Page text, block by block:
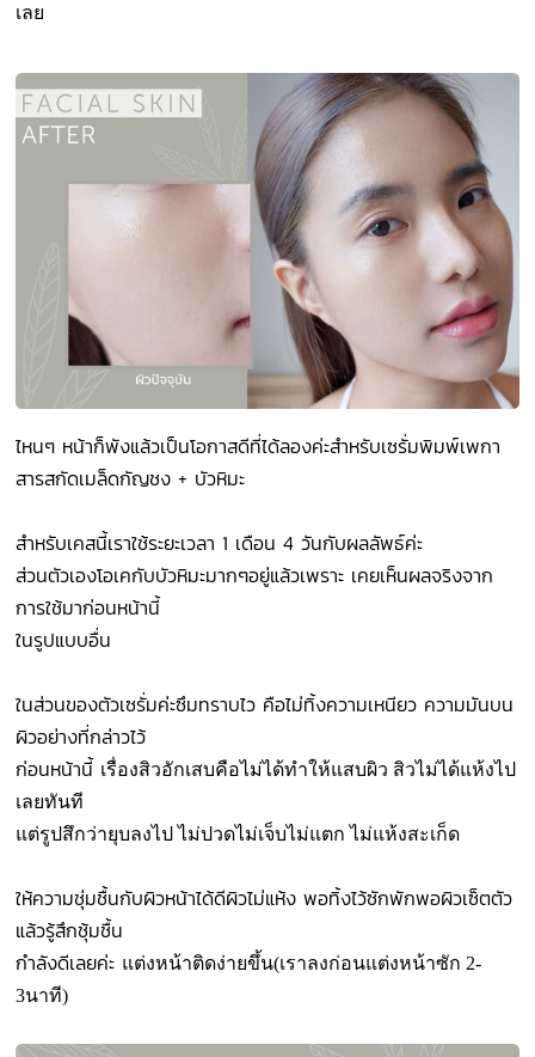
เลย
ไหนๆ หน้าก็พังแล้วเป็นโอกาสดีที่ได้ลองค่ะสำหรับเซรั่มพิมพ์เพกา
สารสกัดเมล็ดกัญชง + บัวหิมะ
สำหรับเคสนี้เราใช้ระยะเวลา 1 เดือน 4 วันกับผลลัพธ์ค่ะ
ส่วนตัวเองโอเคกับบัวหิมะมากๆอยู่แล้วเพราะ เคยเห็นผลจริงจาก
การใช้มาก่อนหน้านี้
ในรูปแบบอื่น
ในส่วนของตัวเซรั่มค่ะซึมทราบไว คือไม่ทิ้งความเหนียว ความมันบน
ผิวอย่างที่กล่าวไว้
ก่อนหน้านี้ เรื่องสิวอักเสบคือไม่ได้ทำให้แสบผิว สิวไม่ได้แห้งไป
เลยทันที
แต่รูปสึกว่ายุบลงไป ไม่ปวดไม่เจ็บไม่แตก ไม่แห้งสะเก็ด
ให้ความชุ่มชื้นกับผิวหน้าได้ดีผิวไม่แห้ง พอทิ้งไว้ซักพักพอผิวเซ็ตตัว
แล้วรู้สึกชุ้มชื้น
กำลังดีเลยค่ะ แต่งหน้าติดง่ายขึ้น(เราลงก่อนแต่งหน้าซัก 2-
3นาที)